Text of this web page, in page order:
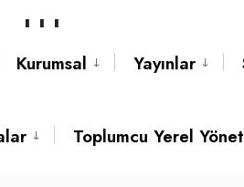
Kurumsal Yayınlar
Toplumcu Yerel
geçmişimizin
soyadımızda
bereketini ve